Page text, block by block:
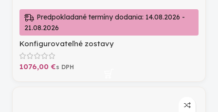
Predpokladané termíny dodania: 14.08.2026 -
21.08.2026
Konfigurovateľné zostavy
€